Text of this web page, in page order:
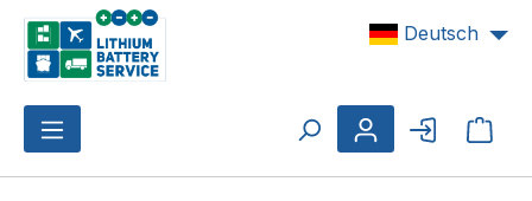
Zum Hauptinhalt springen Deutsch